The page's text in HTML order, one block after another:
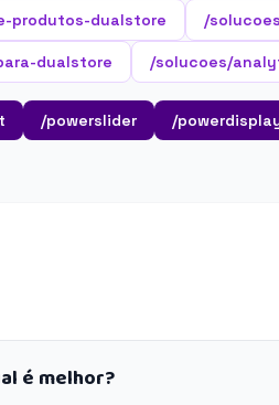
produtos-dualstore /
dualstore /solucoes/
/powerslider /
é melhor?